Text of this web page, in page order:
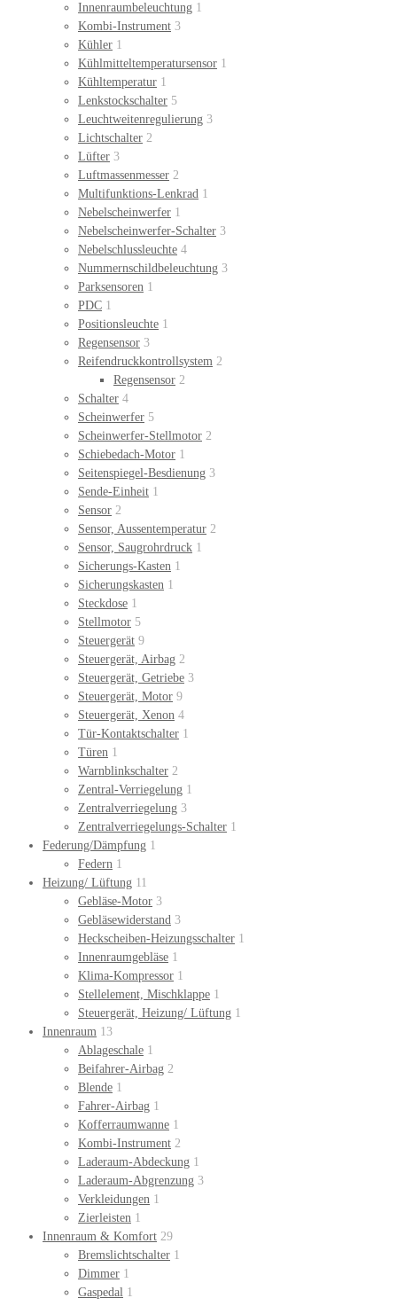
Innenraumbeleuchtung 1
Kombi-Instrument 3
Kühler 1
Kühlmitteltemperatursensor 1
Kühltemperatur 1
Lenkstockschalter 5
Leuchtweitenregulierung 3
Lichtschalter 2
Lüfter 3
Luftmassenmesser 2
Multifunktions-Lenkrad 1
Nebelscheinwerfer 1
Nebelscheinwerfer-Schalter 3
Nebelschlussleuchte 4
Nummernschildbeleuchtung 3
Parksensoren 1
PDC 1
Positionsleuchte 1
Regensensor 3
Reifendruckkontrollsystem 2
Regensensor 2
Schalter 4
Scheinwerfer 5
Scheinwerfer-Stellmotor 2
Schiebedach-Motor 1
Seitenspiegel-Besdienung 3
Sende-Einheit 1
Sensor 2
Sensor, Aussentemperatur 2
Sensor, Saugrohrdruck 1
Sicherungs-Kasten 1
Sicherungskasten 1
Steckdose 1
Stellmotor 5
Steuergerät 9
Steuergerät, Airbag 2
Steuergerät, Getriebe 3
Steuergerät, Motor 9
Steuergerät, Xenon 4
Tür-Kontaktschalter 1
Türen 1
Warnblinkschalter 2
Zentral-Verriegelung 1
Zentralverriegelung 3
Zentralverriegelungs-Schalter 1
Federung/Dämpfung 1
Federn 1
Heizung/ Lüftung 11
Gebläse-Motor 3
Gebläsewiderstand 3
Heckscheiben-Heizungsschalter 1
Innenraumgebläse 1
Klima-Kompressor 1
Stellelement, Mischklappe 1
Steuergerät, Heizung/ Lüftung 1
Innenraum 13
Ablageschale 1
Beifahrer-Airbag 2
Blende 1
Fahrer-Airbag 1
Kofferraumwanne 1
Kombi-Instrument 2
Laderaum-Abdeckung 1
Laderaum-Abgrenzung 3
Verkleidungen 1
Zierleisten 1
Innenraum & Komfort 29
Bremslichtschalter 1
Dimmer 1
Gaspedal 1